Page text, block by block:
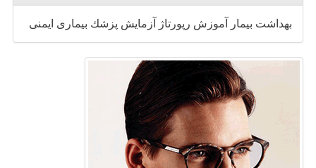
بهداشت بیمار آموزش رپورتاژ آزمایش پزشك بیماری ایمنی